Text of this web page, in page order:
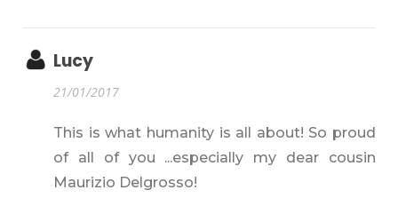
Lucy
21/01/2017
This is what humanity is all about! So proud
of all of you ...especially my dear cousin
Maurizio Delgrosso!